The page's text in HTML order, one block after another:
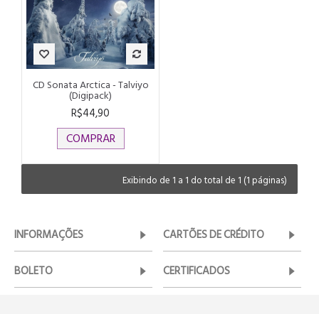
CD Sonata Arctica - Talviyo
(Digipack)
R$44,90
COMPRAR
Exibindo de 1 a 1 do total de 1 (1 páginas)
INFORMAÇÕES CARTÕES DE CRÉDITO
BOLETO CERTIFICADOS